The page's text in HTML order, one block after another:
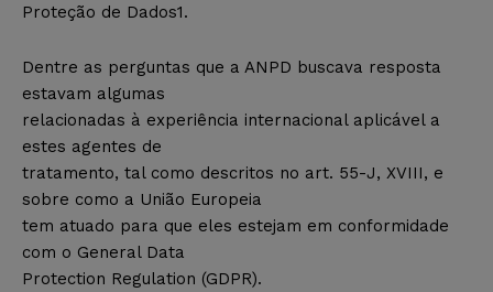
Proteção de Dados1.
Dentre as perguntas que a ANPD buscava resposta
estavam algumas
relacionadas à experiência internacional aplicável a
estes agentes de
tratamento, tal como descritos no art. 55-J, XVIII, e
sobre como a União Europeia
tem atuado para que eles estejam em conformidade
com o General Data
Protection Regulation (GDPR).